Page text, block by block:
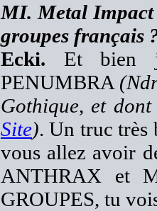
MI. Metal Impact
groupes français
Ecki. Et bien
PENUMBRA
Gothique, et
Site). Un truc très
vous allez avoir
ANTHRAX et
GROUPES, tu